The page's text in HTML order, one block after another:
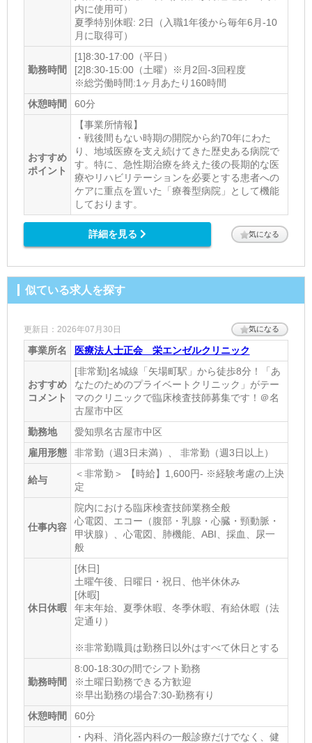
内に使用可）
夏季特別休暇: 2日（入職1年後から毎年6月-10
月に取得可）
勤務時間
[1]8:30-17:00（平日）
[2]8:30-15:00（土曜）※月2回-3回程度
※総労働時間:1ヶ月あたり160時間
休憩時間
60分
おすすめ
ポイント
【事業所情報】
・戦後間もない時期の開院から約70年にわた
り、地域医療を支え続けてきた歴史ある病院で
す。特に、急性期治療を終えた後の長期的な医
療やリハビリテーションを必要とする患者への
ケアに重点を置いた「療養型病院」として機能
しております。
詳細を見る 気になる
似ている求人を探す
更新日：2026年07月30日 気になる
事業所名 医療法人士正会 栄エンゼルクリニック
おすすめ
コメント
[非常勤]名城線「矢場町駅」から徒歩8分！「あ
なたのためのプライベートクリニック」がテー
マのクリニックで臨床検査技師募集です！＠名
古屋市中区
勤務地
愛知県名古屋市中区
雇用形態
非常勤（週3日未満）、 非常勤（週3日以上）
給与
＜非常勤＞ 【時給】1,600円- ※経験考慮の上決
定
仕事内容
院内における臨床検査技師業務全般
心電図、エコー（腹部・乳腺・心臓・頸動脈・
甲状腺）、心電図、肺機能、ABI、採血、尿一
般
休日休暇
[休日]
土曜午後、日曜日・祝日、他半休休み
[休暇]
年末年始、夏季休暇、冬季休暇、有給休暇（法
定通り）
※非常勤職員は勤務日以外はすべて休日とする
勤務時間
8:00-18:30の間でシフト勤務
※土曜日勤務できる方歓迎
※早出勤務の場合7:30-勤務有り
休憩時間
60分
・内科、消化器内科の一般診療だけでなく、健